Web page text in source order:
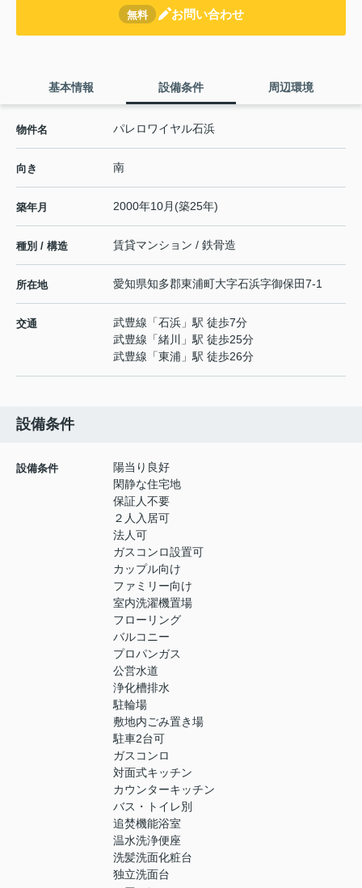
無料 お問い合わせ
基本情報 設備条件 周辺環境
物件名 パレロワイヤル石浜
向き 南
築年月 2000年10月(築25年)
種別 / 構造 賃貸マンション / 鉄骨造
所在地 愛知県知多郡東浦町大字石浜字御保田7-1
交通 武豊線 「石浜 」駅 徒歩7分
武豊線 「緒川
」駅 徒歩25分
武豊線 「東浦 」駅 徒歩26分
設備条件
設備条件
陽当り良好
閑静な住宅地
保証人不要
２人入居可
法人可
ガスコンロ設置可
カップル向け
ファミリー向け
室内洗濯機置場
フローリング
バルコニー
プロパンガス
公営水道
浄化槽排水
駐輪場
敷地内ごみ置き場
駐車2台可
ガスコンロ
対面式キッチン
カウンターキッチン
バス・トイレ別
追焚機能浴室
温水洗浄便座
洗髪洗面化粧台
独立洗面台